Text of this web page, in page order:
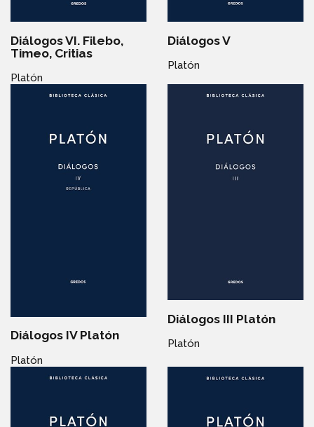
Diálogos VI. Filebo,
Timeo, Critias
Platón
Diálogos V
Platón
Diálogos IV Platón
Platón
Diálogos III Platón
Platón